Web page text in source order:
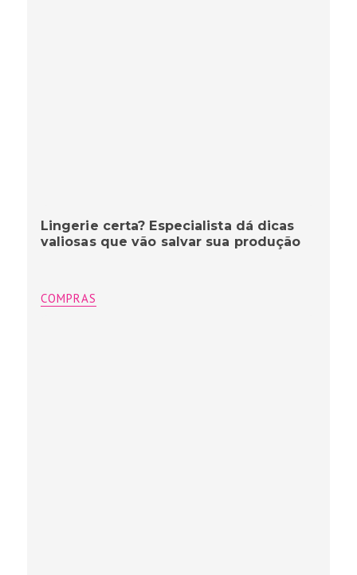
Lingerie certa? Especialista dá dicas
valiosas que vão salvar sua produção
COMPRAS